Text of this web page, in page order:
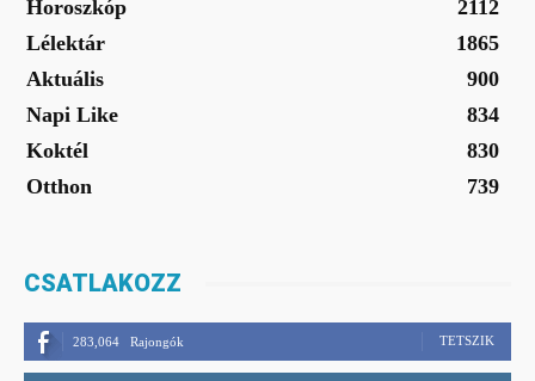
Horoszkóp
2112
Lélektár
1865
Aktuális
900
Napi Like
834
Koktél
830
Otthon
739
CSATLAKOZZ
283,064 Rajongók TETSZIK